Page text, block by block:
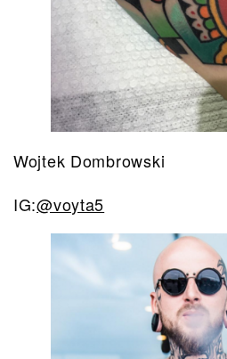
Wojtek Dombrowski
IG:@voyta5